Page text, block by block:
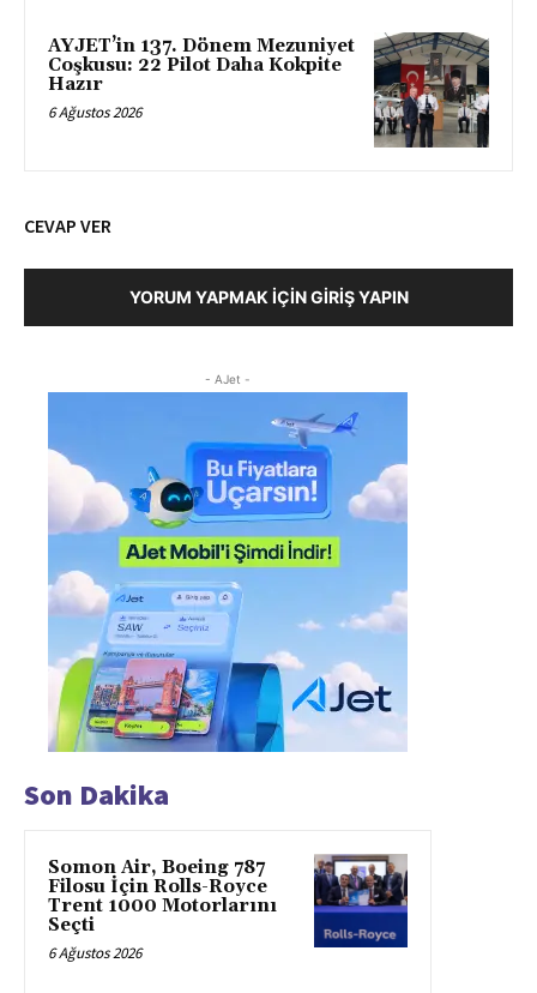
AYJET’in 137. Dönem Mezuniyet
Coşkusu: 22 Pilot Daha Kokpite
Hazır
6 Ağustos 2026
CEVAP VER
YORUM YAPMAK İÇIN GIRIŞ YAPIN
- AJet -
Son Dakika
Somon Air, Boeing 787
Filosu İçin Rolls-Royce
Trent 1000 Motorlarını
Seçti
6 Ağustos 2026